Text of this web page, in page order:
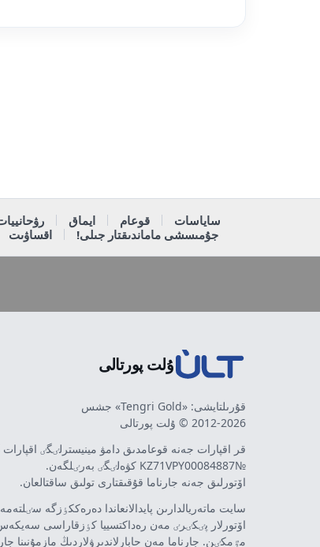
ساياسات قوعام ايماق
جۇمىسشى ماماندىقتار جىلى!
اقساۋىت
ۇلت پورتالى
قۇرىلتايشى: «Tengri Gold» جشس
2012-2026 © ۇلت پورتالى
قر اقپارات جەنە قوعامدىق دامۋ مينيسترلٸگٸ
№KZ71VPY00084887 كۋەلٸگٸ بەرٸلگەن.
اۆتورلىق جەنە جارناما قۇقىقتارى تولىق ساقتالعان.
سايت ماتەريالدارىن پايدالانعاندا دەرەككٶزگە
اۆتورلار پٸكٸرٸ مەن رەداكتسييا كٶزقاراسى
مٷمكٸن. جارناما مەن حابارلاندىرۋلاردىڭ مازمۇنىنا